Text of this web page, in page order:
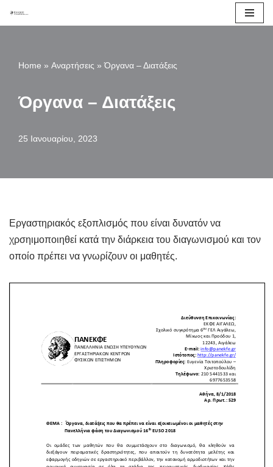
περιεχόμενο
Home » Αναρτήσεις »Όργανα – Διατάξεις
Όργανα – Διατάξεις
25 Ιανουαρίου, 2023
Εργαστηριακός εξοπλισμός που είναι δυνατόν να
χρσηιμοποιηθεί κατά την διάρκεια του διαγωνισμού και τον
οποίο πρέπει να γνωρίζουν οι μαθητές.